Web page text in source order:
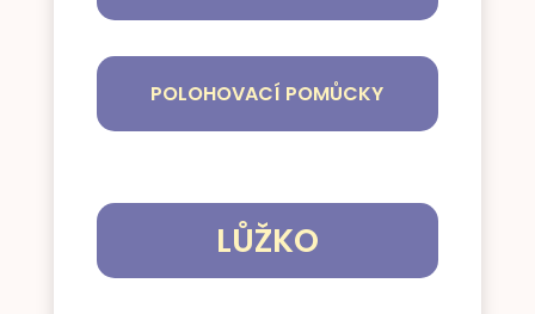
POLOHOVACÍ POMŮCKY
LŮŽKO